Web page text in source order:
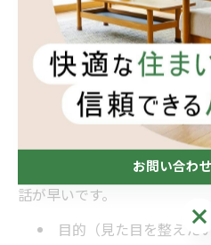
ごともまるっと解決！のゴ
がコツです。
4. おうち工房たぐ
に相談する
話が早いです。
目的（見た目を整えた
お問い合わ
お問い合わ